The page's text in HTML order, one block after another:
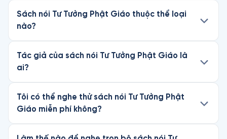
Sách nói Tư Tưởng Phật Giáo thuộc thể loại
nào?
Tác giả của sách nói Tư Tưởng Phật Giáo là
ai?
Tôi có thể nghe thử sách nói Tư Tưởng Phật
Giáo miễn phí không?